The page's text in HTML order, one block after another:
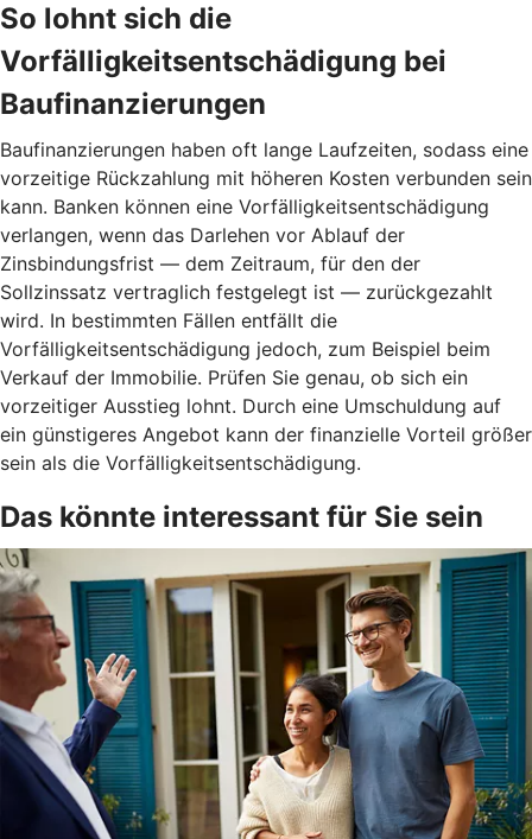
So lohnt sich die
Vorfälligkeitsentschädigung bei
Baufinanzierungen
Baufinanzierungen haben oft lange Laufzeiten, sodass eine
vorzeitige Rückzahlung mit höheren Kosten verbunden sein
kann. Banken können eine Vorfälligkeitsentschädigung
verlangen, wenn das Darlehen vor Ablauf der
Zinsbindungsfrist — dem Zeitraum, für den der
Sollzinssatz vertraglich festgelegt ist — zurückgezahlt
wird. In bestimmten Fällen entfällt die
Vorfälligkeitsentschädigung jedoch, zum Beispiel beim
Verkauf der Immobilie. Prüfen Sie genau, ob sich ein
vorzeitiger Ausstieg lohnt. Durch eine Umschuldung auf
ein günstigeres Angebot kann der finanzielle Vorteil größer
sein als die Vorfälligkeitsentschädigung.
Das könnte interessant für Sie sein